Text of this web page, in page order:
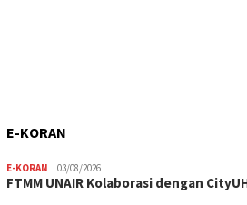
E-KORAN
E-KORAN 03/08/2026
FTMM UNAIR Kolaborasi dengan